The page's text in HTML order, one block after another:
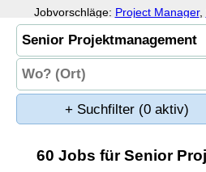
Jobvorschläge: Project Manager,
Project Coordinator,
+ Suchfilter (0 aktiv)
60 Jobs für Senior